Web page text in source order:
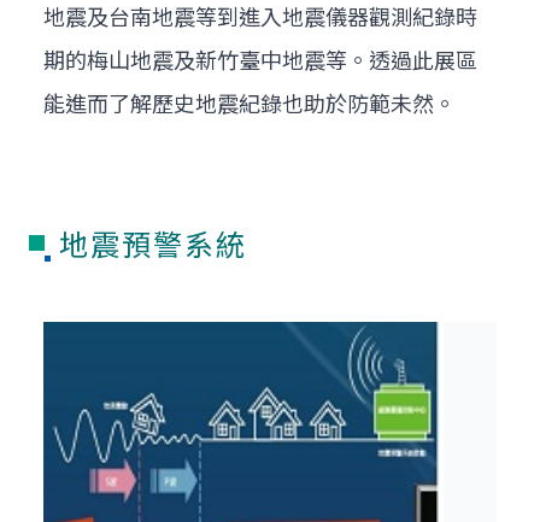
地震及台南地震等到進入地震儀器觀測紀錄時
期的梅山地震及新竹臺中地震等。透過此展區
能進而了解歷史地震紀錄也助於防範未然。
地震預警系統